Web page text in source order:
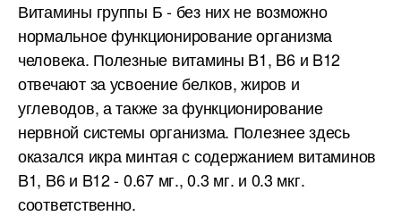
Витамины группы Б - без них не возможно
нормальное функционирование организма
человека. Полезные витамины B1, B6 и B12
отвечают за усвоение белков, жиров и
углеводов, а также за функционирование
нервной системы организма. Полезнее здесь
оказался икра минтая с содержанием витаминов
B1, B6 и B12 - 0.67 мг., 0.3 мг. и 0.3 мкг.
соответственно.